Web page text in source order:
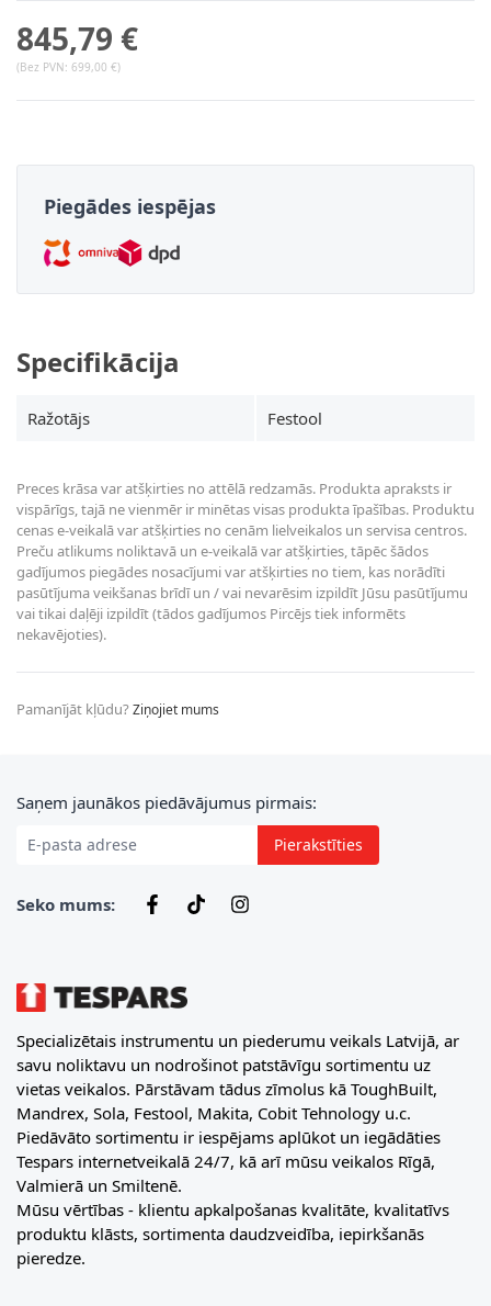
845,79 €
(Bez PVN: 699,00 €)
Piegādes iespējas
Specifikācija
Ražotājs Festool
Preces krāsa var atšķirties no attēlā redzamās. Produkta apraksts ir
vispārīgs, tajā ne vienmēr ir minētas visas produkta īpašības. Produktu
cenas e-veikalā var atšķirties no cenām lielveikalos un servisa centros.
Preču atlikums noliktavā un e-veikalā var atšķirties, tāpēc šādos
gadījumos piegādes nosacījumi var atšķirties no tiem, kas norādīti
pasūtījuma veikšanas brīdī un / vai nevarēsim izpildīt Jūsu pasūtījumu
vai tikai daļēji izpildīt (tādos gadījumos Pircējs tiek informēts
nekavējoties).
Pamanījāt kļūdu?Ziņojiet mums
E-pasta adrese
Saņem jaunākos piedāvājumus pirmais:
Pierakstīties
Seko mums:
Specializētais instrumentu un piederumu veikals Latvijā, ar
savu noliktavu un nodrošinot patstāvīgu sortimentu uz
vietas veikalos. Pārstāvam tādus zīmolus kā ToughBuilt,
Mandrex, Sola, Festool, Makita, Cobit Tehnology u.c.
Piedāvāto sortimentu ir iespējams aplūkot un iegādāties
Tespars internetveikalā 24/7, kā arī mūsu veikalos Rīgā,
Valmierā un Smiltenē.
Mūsu vērtības - klientu apkalpošanas kvalitāte, kvalitatīvs
produktu klāsts, sortimenta daudzveidība, iepirkšanās
pieredze.